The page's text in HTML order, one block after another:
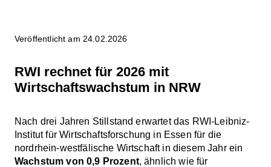
Veröffentlicht am 24.02.2026
RWI rechnet für 2026 mit
Wirtschaftswachstum in NRW
Nach drei Jahren Stillstand erwartet das RWI-Leibniz-
Institut für Wirtschaftsforschung in Essen für die
nordrhein-westfälische Wirtschaft in diesem Jahr ein
Wachstum von 0,9 Prozent, ähnlich wie für